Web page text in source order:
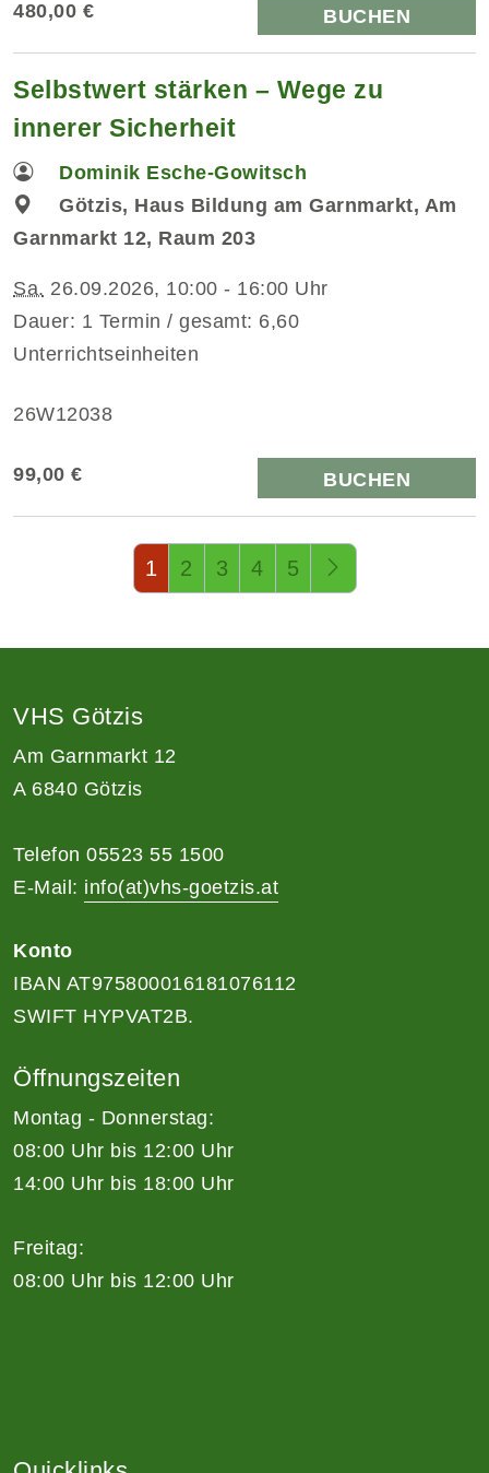
480,00 € BUCHEN
Selbstwert stärken – Wege zu
innerer Sicherheit
Dominik Esche-Gowitsch
Götzis, Haus Bildung am Garnmarkt, Am
Garnmarkt 12, Raum 203
Sa. 26.09.2026, 10:00 - 16:00 Uhr
Dauer: 1 Termin / gesamt: 6,60
Unterrichtseinheiten
26W12038
99,00 € BUCHEN
1 2 3 4 5
VHS Götzis
Am Garnmarkt 12
A 6840 Götzis
Telefon 05523 55 1500
E-Mail: info(at)vhs-goetzis.at
Konto
IBAN AT975800016181076112
SWIFT HYPVAT2B.
Öffnungszeiten
Montag - Donnerstag:
08:00 Uhr bis 12:00 Uhr
14:00 Uhr bis 18:00 Uhr
Freitag:
08:00 Uhr bis 12:00 Uhr